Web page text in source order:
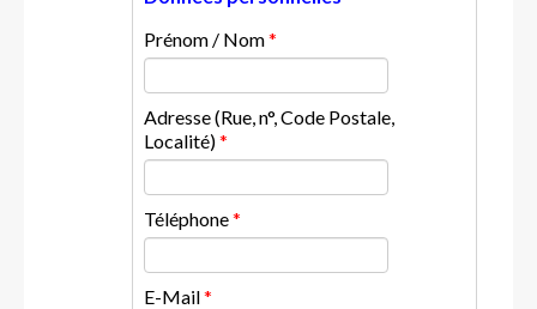
Prénom / Nom*
Adresse (Rue, n°, Code Postale,
Localité)*
Téléphone*
E-Mail*